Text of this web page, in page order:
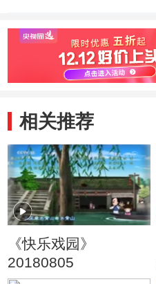
场系列活动
相关推荐
《快乐戏园》
20180805